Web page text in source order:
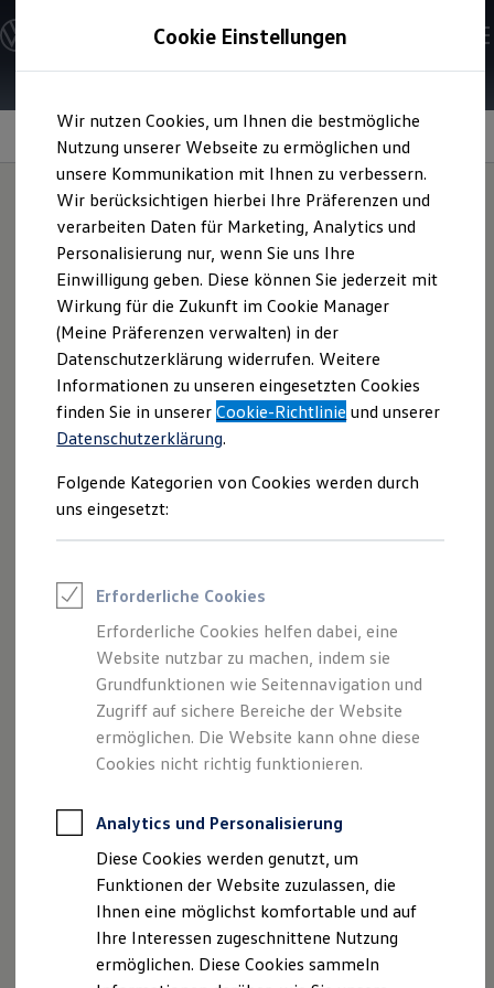
Hauptinhalt
springen
Footer
springen
Modelle & Konfigurator
Nutzfahrzeugkategorien entdecken
Modelle konfigurieren
Vorgängermodelle und Oldtimer
Vorgängermodelle
Oldtimer
Bulli Historie
Branchenlösungen & Gewerbekunden
Umbaulösungen und Hersteller finden
Auf- und Umbauten entdecken & konfigurieren
Groß- und Sonderkunden
Großkunden
Kommunen & Behörden
Journalisten
Sportvereine
Branchenlösungen
Bau & Handwerk
Gewerbliche Personenbeförderung
Service & mobile Werkstätten
Kurier, Logistik & Handel
Kühlfahrzeuge
Feuerwehr
ONE Business ID Vorteile
Fahrzeuge online kaufen
Digitaler Marktplatz
Kauf & Finanzierung
Online-Fahrzeugbewertung
Aktionen & Angebote
E-Auto-Förderung
Für Privatkunden
Für Gewerbekunden
Profi Paket
ProfiPartner für Gebrauchtwagen
Finanzierung
Für Privatkunden
Für Gewerbekunden
Leasing
Für Privatkunden
Für Gewerbekunden
Versicherungen & Garantien
Panoramaglasdach
Himmlische
Aussichtenden ganzen
Tag
Mit dem optionalen Panoramaglasdach holen Sie sich
tagsüber mehr Tageslicht und abends den funkelnden
Sternenhimmel in Ihren
Caddy California
Impressum
Datenschutzerklärungen
Lizenzhinweise Dritter
Angaben zum Digital Service Act (DSA)
EU Data Act
Produktsicherheitsinformationen
Rückrufe
Vorschriften
Händlersuche
Newsletter
VERTRAG WIDERRUFEN
Disclaimer von Volkswagen AG
Die in dieser Darstellung gezeigten Fahrzeuge und
Ausstattungen können in einzelnen Details vom aktuellen
deutschen Lieferprogramm abweichen. Abgebildet sind
teilweise Sonderausstattungen der Fahrzeuge gegen
Mehrpreis.
Bitte beachten Sie auch unseren Konfigurator für eine
Cookie Einstellungen
Wir nutzen Cookies, um Ihnen die bestmögliche
Nutzung unserer Webseite zu ermöglichen und
unsere Kommunikation mit Ihnen zu verbessern.
Wir berücksichtigen hierbei Ihre Präferenzen und
verarbeiten Daten für Marketing, Analytics und
Personalisierung nur, wenn Sie uns Ihre
Einwilligung geben. Diese können Sie jederzeit mit
Wirkung für die Zukunft im Cookie Manager
(Meine Präferenzen verwalten) in der
Datenschutzerklärung widerrufen. Weitere
Informationen zu unseren eingesetzten Cookies
finden Sie in unsererCookie-Richtlinie und unserer
Datenschutzerklärung.
Folgende Kategorien von Cookies werden durch
uns eingesetzt:
Erforderliche Cookies
Erforderliche Cookies helfen dabei, eine
Website nutzbar zu machen, indem sie
Grundfunktionen wie Seitennavigation und
Zugriff auf sichere Bereiche der Website
ermöglichen. Die Website kann ohne diese
Cookies nicht richtig funktionieren.
Analytics und Personalisierung
Diese Cookies werden genutzt, um
Funktionen der Website zuzulassen, die
Ihnen eine möglichst komfortable und auf
Ihre Interessen zugeschnittene Nutzung
ermöglichen. Diese Cookies sammeln